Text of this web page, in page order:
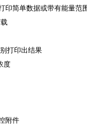
印简单数据或带有能量范
打印出结果
度
附件